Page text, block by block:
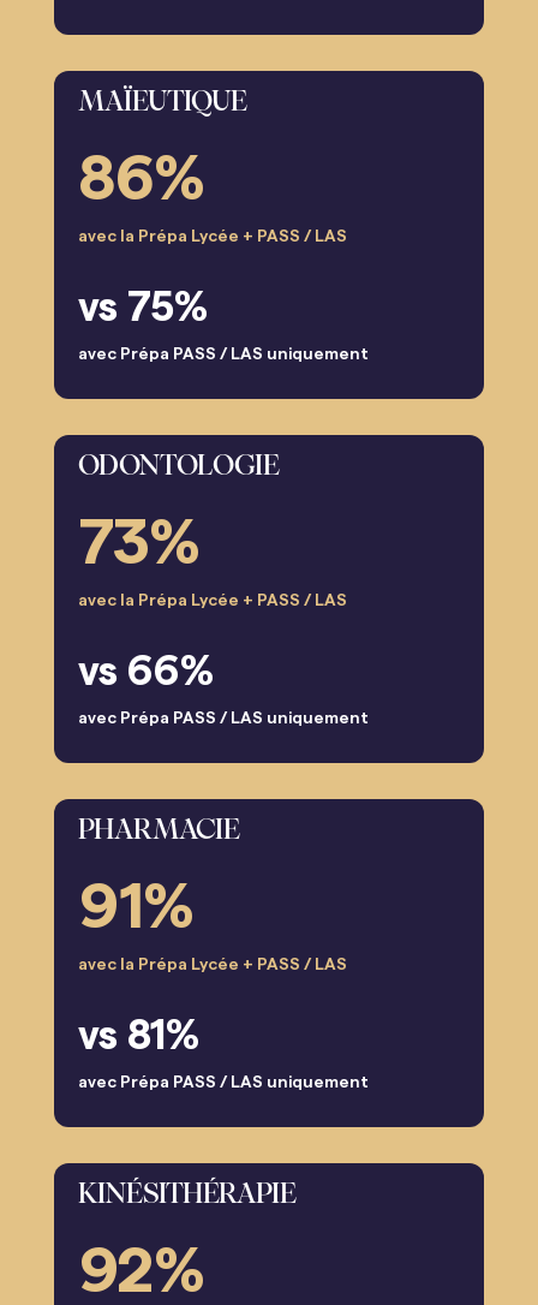
MAÏEUTIQUE
86%
avec la Prépa Lycée + PASS / LAS
vs 75%
avec Prépa PASS / LAS uniquement
ODONTOLOGIE
73%
avec la Prépa Lycée + PASS / LAS
vs 66%
avec Prépa PASS / LAS uniquement
PHARMACIE
91%
avec la Prépa Lycée + PASS / LAS
vs 81%
avec Prépa PASS / LAS uniquement
KINÉSITHÉRAPIE
92%